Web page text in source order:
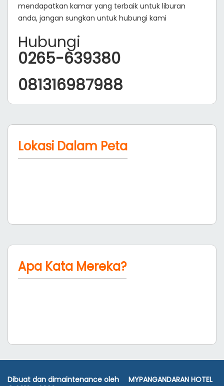
mendapatkan kamar yang terbaik untuk liburan
anda, jangan sungkan untuk hubungi kami
Hubungi
0265-639380
081316987988
Lokasi Dalam Peta
Apa Kata Mereka?
Dibuat dan dimaintenance oleh
MYPANGANDARAN HOTEL